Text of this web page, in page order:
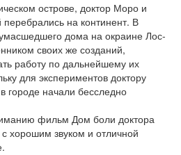
острове, доктор Моро и
перебрались на континент. В
дома на окраине Лос-
своих же созданий,
работу по дальнейшему их
для экспериментов доктору
начали бесследно
фильм Дом боли доктора
хорошим звуком и отличной